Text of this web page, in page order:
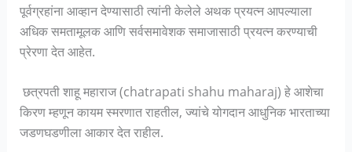
पूर्वग्रहांना आव्हान देण्यासाठी त्यांनी केलेले अथक प्रयत्न आपल्याला
अधिक समतामूलक आणि सर्वसमावेशक समाजासाठी प्रयत्न करण्याची
प्रेरणा देत आहेत.
छत्रपती शाहू महाराज (chatrapati shahu maharaj) हे आशेचा
किरण म्हणून कायम स्मरणात राहतील, ज्यांचे योगदान आधुनिक भारताच्या
जडणघडणीला आकार देत राहील.